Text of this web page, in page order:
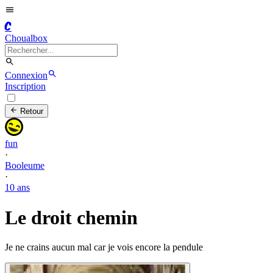
C
Choualbox
Connexion
Inscription
Retour
fun
·
Booleume
·
10 ans
Le droit chemin
Je ne crains aucun mal car je vois encore la pendule